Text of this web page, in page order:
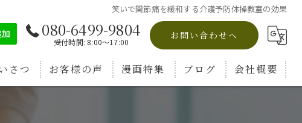
笑いで関節痛を緩和する介護予防体操教室の効果
080-6499-9804
受付時間: 8:00～17:00
お問い合わせへ
さつ お客様の声 漫画特集 ブログ 会社概要